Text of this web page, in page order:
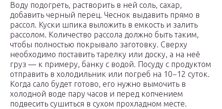
Воду подогреть, растворить в ней соль, сахар,
добавить черный перец. Чеснок выдавить прямо в
рассол. Куски шпика выложить в емкость и залить
рассолом. Количество рассола должно быть таким,
чтобы полностью покрывало заготовку. Сверху
необходимо поставить тарелку или доску, а на неё
груз — к примеру, банку с водой. Посуду с продуктом
отправить в холодильник или погреб на 10−12 суток.
Когда сало будет готово, его нужно вымочить в
холодной воде пару часов и перед копчением
подвесить сушиться в сухом прохладном месте.